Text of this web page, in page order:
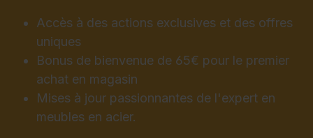
Accès à des actions exclusives et des offres
uniques
Bonus de bienvenue de 65€ pour le premier
achat en magasin
Mises à jour passionnantes de l'expert en
meubles en acier.